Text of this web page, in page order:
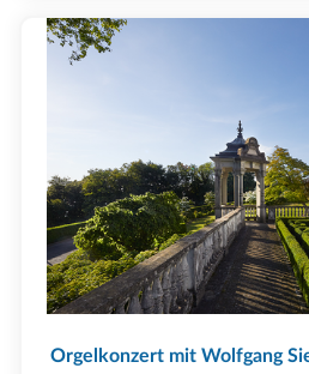
Orgelkonzert mit Wolfgang